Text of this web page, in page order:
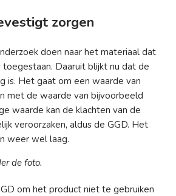
zorgen
doen naar het materiaal dat
Daaruit blijkt nu dat de
is. Het gaat om een waarde van
met de waarde van bijvoorbeeld
waarde kan de klachten van de
veroorzaken, aldus de GGD. Het
weer wel laag.
de foto.
om het product niet te gebruiken